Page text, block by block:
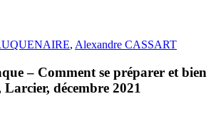
, Alexandre CASSART
– Comment se préparer et bien
Larcier, décembre 2021